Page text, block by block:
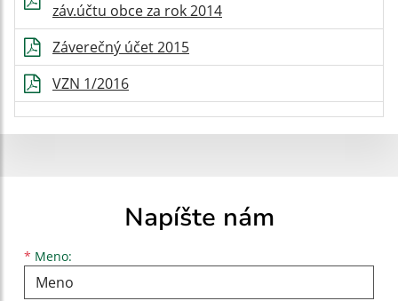
záv.účtu obce za rok 2014
Záverečný účet 2015
VZN 1/2016
Napíšte nám
* Meno:
Meno
Priezvisko
E-mailová adresa